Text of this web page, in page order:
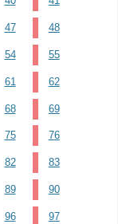
47 48
54 55
61 62
68 69
75 76
82 83
89 90
96 97